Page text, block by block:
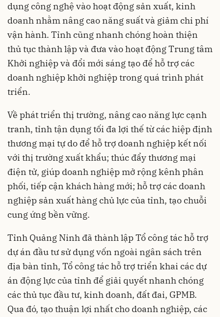
dụng công nghệ vào hoạt động sản xuất, kinh
doanh nhằm nâng cao năng suất và giảm chi phí
vận hành. Tỉnh cũng nhanh chóng hoàn thiện
thủ tục thành lập và đưa vào hoạt động Trung tâm
Khởi nghiệp và đổi mới sáng tạo để hỗ trợ các
doanh nghiệp khởi nghiệp trong quá trình phát
triển.
Về phát triển thị trường, nâng cao năng lực cạnh
tranh, tỉnh tận dụng tối đa lợi thế từ các hiệp định
thương mại tự do để hỗ trợ doanh nghiệp kết nối
với thị trường xuất khẩu; thúc đẩy thương mại
điện tử, giúp doanh nghiệp mở rộng kênh phân
phối, tiếp cận khách hàng mới; hỗ trợ các doanh
nghiệp sản xuất hàng chủ lực của tỉnh, tạo chuỗi
cung ứng bền vững.
Tỉnh Quảng Ninh đã thành lập Tổ công tác hỗ trợ
dự án đầu tư sử dụng vốn ngoài ngân sách trên
địa bàn tỉnh, Tổ công tác hỗ trợ triển khai các dự
án động lực của tỉnh để giải quyết nhanh chóng
các thủ tục đầu tư, kinh doanh, đất đai, GPMB.
Qua đó, tạo thuận lợi nhất cho doanh nghiệp, các